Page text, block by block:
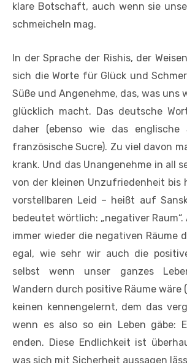
klare Botschaft, auch wenn sie
schmeicheln mag.
In der Sprache der Rishis, der
sich die Worte für Glück und
Süße und Angenehme, das, was uns
glücklich macht. Das deutsche
daher (ebenso wie das
französische Sucre). Zu viel davon
krank. Und das Unangenehme in all
von der kleinen Unzufriedenheit bis
vorstellbaren Leid – heißt auf
bedeutet wörtlich: „negativer
immer wieder die negativen Räume
egal, wie sehr wir auch die
selbst wenn unser ganzes
Wandern durch positive Räume wäre
keinen kennengelernt, dem das
wenn es also so ein Leben gäbe:
enden. Diese Endlichkeit ist
was sich mit Sicherheit aussagen